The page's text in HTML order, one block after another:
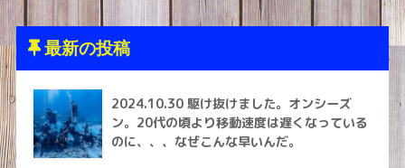
最新の投稿
2024.10.30 駆け抜けました。オンシーズ
ン。20代の頃より移動速度は遅くなっている
のに、、、なぜこんな早いんだ。